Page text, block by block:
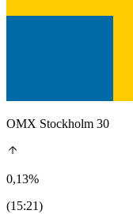
OMX Stockholm 30
0,13%
(15:21)